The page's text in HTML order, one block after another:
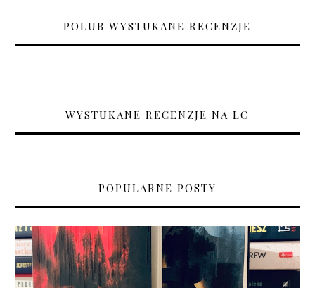
POLUB WYSTUKANE RECENZJE
WYSTUKANE RECENZJE NA LC
POPULARNE POSTY